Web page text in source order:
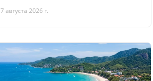
7 августа 2026 г.